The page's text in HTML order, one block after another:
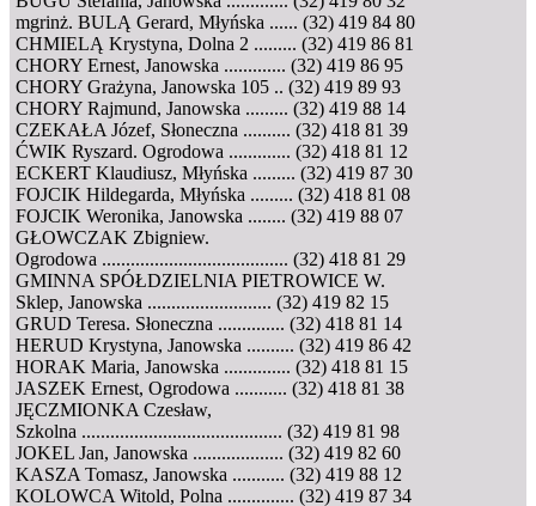
mgrinż. BULĄ Gerard, Młyńska ...... (32) 419 84 80
CHMIELĄ Krystyna, Dolna 2 ......... (32) 419 86 81
CHORY Ernest, Janowska ............. (32) 419 86 95
CHORY Grażyna, Janowska 105 .. (32) 419 89 93
CHORY Rajmund, Janowska ......... (32) 419 88 14
CZEKAŁA Józef, Słoneczna .......... (32) 418 81 39
ĆWIK Ryszard. Ogrodowa ............. (32) 418 81 12
ECKERT Klaudiusz, Młyńska ......... (32) 419 87 30
FOJCIK Hildegarda, Młyńska ......... (32) 418 81 08
FOJCIK Weronika, Janowska ........ (32) 419 88 07
GŁOWCZAK Zbigniew.
Ogrodowa ....................................... (32) 418 81 29
GMINNA SPÓŁDZIELNIA PIETROWICE W.
Sklep, Janowska .......................... (32) 419 82 15
GRUD Teresa. Słoneczna .............. (32) 418 81 14
HERUD Krystyna, Janowska .......... (32) 419 86 42
HORAK Maria, Janowska .............. (32) 418 81 15
JASZEK Ernest, Ogrodowa ........... (32) 418 81 38
JĘCZMIONKA Czesław,
Szkolna .......................................... (32) 419 81 98
JOKEL Jan, Janowska ................... (32) 419 82 60
KASZA Tomasz, Janowska ........... (32) 419 88 12
KOLOWCA Witold, Polna .............. (32) 419 87 34